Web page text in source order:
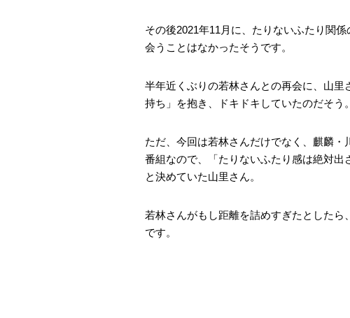
その後2021年11月に、たりないふたり関
会うことはなかったそうです。
半年近くぶりの若林さんとの再会に、山
持ち」を抱き、ドキドキしていたのだそう。
ただ、今回は若林さんだけでなく、麒麟
番組なので、「たりないふたり感は絶対出
と決めていた山里さん。
若林さんがもし距離を詰めすぎたとした
です。